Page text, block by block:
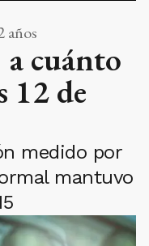
años
cuánto
12 de
medido por
mantuvo